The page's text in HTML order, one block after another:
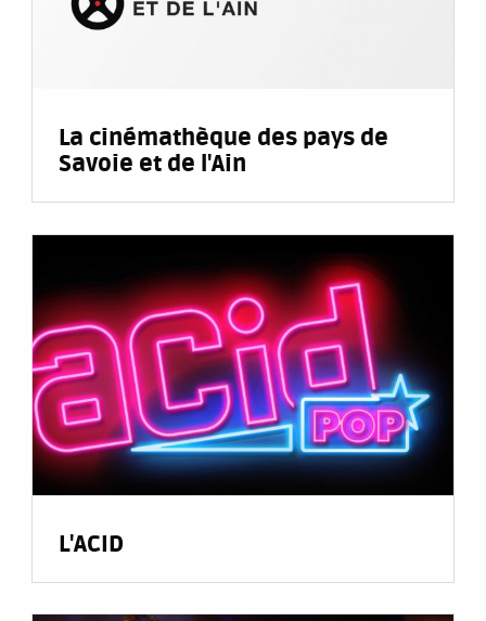
La cinémathèque des pays de
Savoie et de l'Ain
L'ACID